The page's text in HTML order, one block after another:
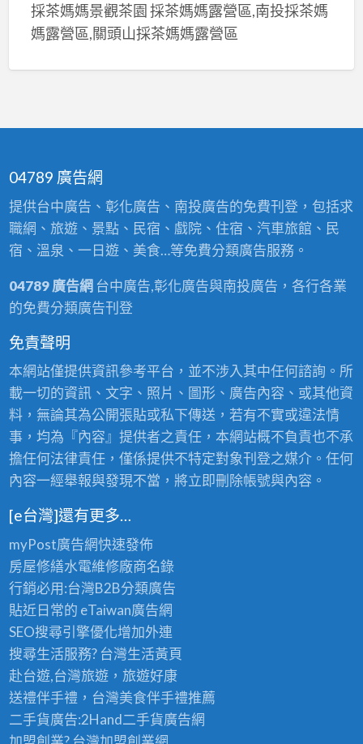
採茶媽媽景觀茶園 採茶媽媽露營區,南投採茶媽
媽露營區,關頭山採茶媽媽露營區
04789 廣告網
提供台中廣告、彰化廣告、南投廣告的免費刊登，包括求
職網、旅遊、景點、民宿、戲院、住宿、汽車旅館、民
宿、溫泉、一日遊、美食…等免費分類廣告服務。
04789 廣告網台中廣告,彰化廣告與南投廣告，各行各業
的免費分類廣告刊登
免責聲明
本網站僅提供資訊參考平台，並不涉入其中任何諮詢。所
載一切的資訊、文字、照片、圖形、廣告內容、或其他資
料，無論其為公開張貼或私下傳送，若有不實或違法情
事，均為『內容』提供者之責任，本網站概不負責也不承
擔任何法律責任，僅係提供不特定對象刊登之媒介。任何
內容一經舉報與發現不當，將立即刪除帳號與內容。
[e台灣]還有更多…
myPost廣告網快速發佈
房屋修繕水電維修廠商名錄
行銷必用:台灣B2B分類廣告
貼近日常的 eTaiwan廣告網
SEO搜尋引擎優化增加外連
搜尋生活服務? 台灣生活黃頁
赴台遊,台灣旅遊，旅遊好康
送禮伴手禮，台灣美食伴手禮推薦
二手貨廣告:2Hand二手貨廣告網